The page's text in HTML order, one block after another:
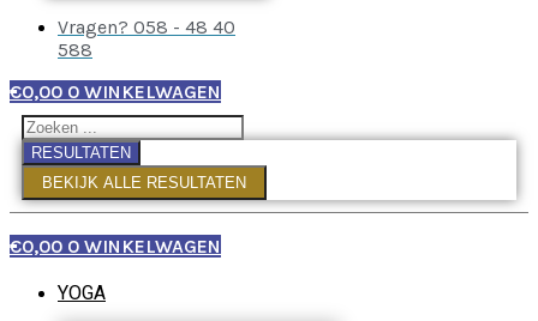
Vragen? 058 - 48 40
588
€0,00 0 WINKELWAGEN
RESULTATEN
BEKIJK ALLE RESULTATEN
€0,00 0 WINKELWAGEN
YOGA